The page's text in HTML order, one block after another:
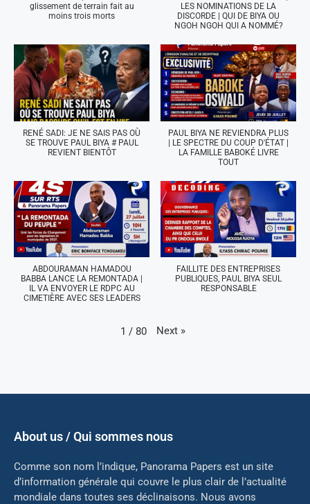
glissement de terrain fait au
moins trois morts
LES NOMINATIONS DE LA
DISCORDE | QUI DE BIYA OU
NGOH NGOH QUI A NOMMÉ?
RENÉ SADI: JE NE SAIS PAS OÙ
SE TROUVE PAUL BIYA # PAUL
REVIENT BIENTÔT
PAUL BIYA NE REVIENDRA PLUS
| LE SPECTRE DU COUP D'ÉTAT |
LA FAMILLE BABOKÉ LIVRE
TOUT
ABDOURAMAN HAMADOU
BABBA LANCE LA REMONTADA |
IL VA ENVOYER LE RDPC AU
CIMETIÈRE AVEC SES LEADERS
FAILLITE DES ENTREPRISES
PUBLIQUES, PAUL BIYA SEUL
RESPONSABLE
1 / 80 Next »
About us / Qui sommes nous
Comme son nom l’indique, Panorama Papers est un site
d’information générale qui couvre le plus clair de l’actualité
mondiale dans toutes ses déclinaisons. Nous avons